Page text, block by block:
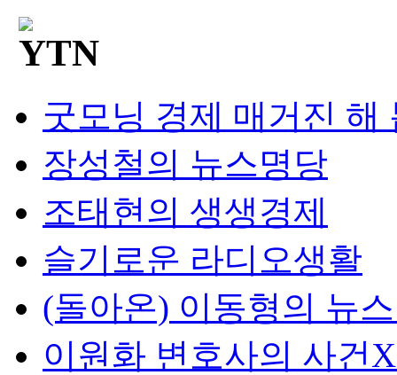
굿모닝 경제 매거진 해
장성철의 뉴스명당
조태현의 생생경제
슬기로운 라디오생활
(돌아온) 이동형의 뉴
이원화 변호사의 사건